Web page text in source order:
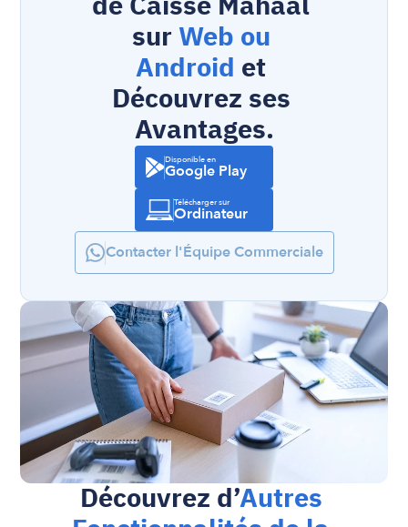
sur Web ou
Android et
Découvrez ses
Avantages.
Disponible en
Google Play
Télécharger sur
Ordinateur
Contacter l'Équipe Commerciale
Découvrez d’Autres